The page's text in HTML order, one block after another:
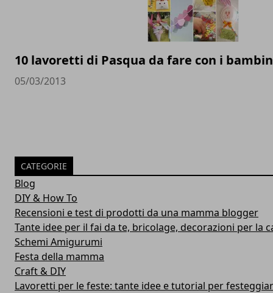
10 lavoretti di Pasqua da fare con i
05/03/2013
CATEGORIE
Blog
DIY & How To
Recensioni e test di prodotti da una mamma blogger
Tante idee per il fai da te, bricolage, decorazioni per la
Schemi Amigurumi
Festa della mamma
Craft & DIY
Lavoretti per le feste: tante idee e tutorial per